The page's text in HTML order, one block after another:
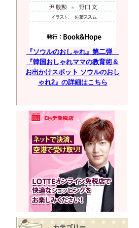
『ソウルのおしゃれ』第二弾
『韓国おしゃれママの教育術＆
お出かけスポット ソウルのおし
ゃれ2』の詳細はこちら